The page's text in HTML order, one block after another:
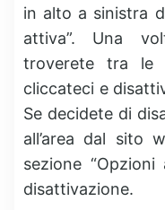
in alto a sinistra
attiva”. Una
troverete tra le
cliccateci e
Se decidete di
all’area dal sito
sezione
disattivazione.